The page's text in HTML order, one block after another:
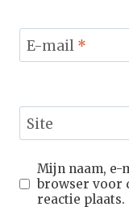
E-mail *
Site
Mijn naam, e-
browser voor
reactie plaats.